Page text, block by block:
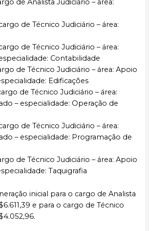
de Analista Judiciário – área:
de Técnico Judiciário – área:
de Técnico Judiciário – área:
Contabilidade
de Técnico Judiciário – área: Apoio
Edificações
de Técnico Judiciário – área:
– especialidade: Operação de
de Técnico Judiciário – área:
– especialidade: Programação de
de Técnico Judiciário – área: Apoio
Taquigrafia
inicial para o cargo de Analista
e para o cargo de Técnico